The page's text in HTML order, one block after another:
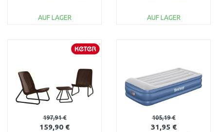
AUF LAGER
WARENKORB
AUF LAGER
197,91 €
159,90 €
105,19 €
31,95 €